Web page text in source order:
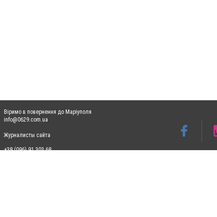
Віримо в повернення до Маріуполя
info@0629.com.ua
Журналисты сайта
+38 (096) 91 303 68